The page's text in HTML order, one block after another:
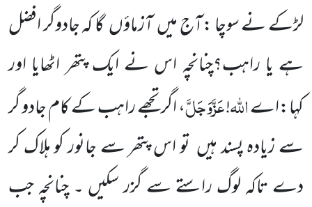
لڑکے نے سوچا :آج میںآزماؤںگا کہ جادوگر افضل
ہے یا راہب؟چنانچہ اس نے ایک پتھر اٹھایا اور
کہا:اےاللّٰہ!عَزَّوَجَلَّ، اگر تجھے راہب کے کام جادو گر
سے زیادہ پسند ہیں تو اس پتھر سے جانور کو ہلاک کر
دے تاکہ لوگ راستے سے گزر سکیں ۔ چنانچہ جب